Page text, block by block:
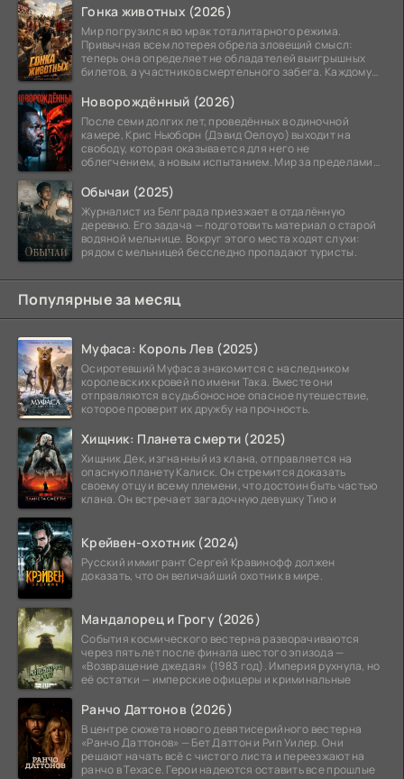
Гонка животных (2026)
Мир погрузился во мрак тоталитарного режима.
Привычная всем лотерея обрела зловещий смысл:
теперь она определяет не обладателей выигрышных
билетов, а участников смертельного забега. Каждому
Новорождённый (2026)
После семи долгих лет, проведённых в одиночной
камере, Крис Ньюборн (Дэвид Оелоуо) выходит на
свободу, которая оказывается для него не
облегчением, а новым испытанием. Мир за пределами
Обычаи (2025)
Журналист из Белграда приезжает в отдалённую
деревню. Его задача — подготовить материал о старой
водяной мельнице. Вокруг этого места ходят слухи:
рядом с мельницей бесследно пропадают туристы.
Популярные за месяц
Муфаса: Король Лев (2025)
Осиротевший Муфаса знакомится с наследником
королевских кровей по имени Така. Вместе они
отправляются в судьбоносное опасное путешествие,
которое проверит их дружбу на прочность.
Хищник: Планета смерти (2025)
Хищник Дек, изгнанный из клана, отправляется на
опасную планету Калиск. Он стремится доказать
своему отцу и всему племени, что достоин быть частью
клана. Он встречает загадочную девушку Тию и
Крейвен-охотник (2024)
Русский иммигрант Сергей Кравинофф должен
доказать, что он величайший охотник в мире.
Мандалорец и Грогу (2026)
События космического вестерна разворачиваются
через пять лет после финала шестого эпизода —
«Возвращение джедая» (1983 год). Империя рухнула, но
её остатки — имперские офицеры и криминальные
Ранчо Даттонов (2026)
В центре сюжета нового девятисерийного вестерна
«Ранчо Даттонов» — Бет Даттон и Рип Уилер. Они
решают начать всё с чистого листа и переезжают на
ранчо в Техасе. Герои надеются оставить все прошлые